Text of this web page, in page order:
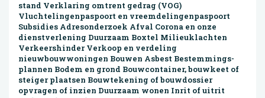
stand Verklaring omtrent gedrag (VOG)
Vluchtelingenpaspoort en vreemdelingenpaspoort
Subsidies Adresonderzoek Afval Corona en onze
dienstverlening Duurzaam Boxtel Milieuklachten
Verkeershinder Verkoop en verdeling
nieuwbouwwoningen Bouwen Asbest Bestemmings­
plannen Bodem en grond Bouwcontainer, bouwkeet of
steiger plaatsen Bouwtekening of bouwdossier
opvragen of inzien Duurzaam wonen Inrit of uitrit